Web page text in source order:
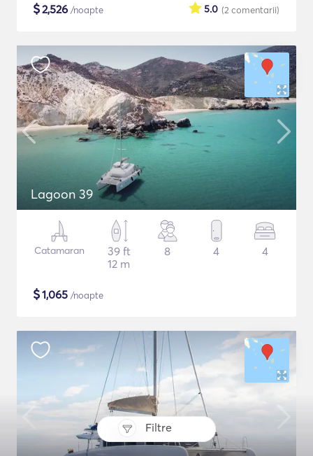
Filtre
$2,526 /noapte (2 comentarii)
5.0
Lagoon 39
Catamaran
39 ft
12 m
8 4 4
$1,065 /noapte